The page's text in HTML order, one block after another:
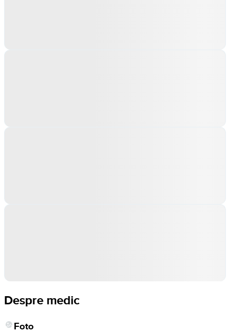
Despre medic
Foto